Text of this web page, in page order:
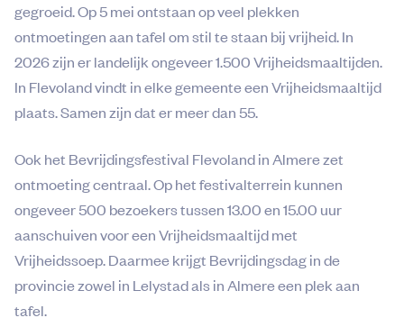
gegroeid. Op 5 mei ontstaan op veel plekken
ontmoetingen aan tafel om stil te staan bij vrijheid. In
2026 zijn er landelijk ongeveer 1.500 Vrijheidsmaaltijden.
In Flevoland vindt in elke gemeente een Vrijheidsmaaltijd
plaats. Samen zijn dat er meer dan 55.
Ook het Bevrijdingsfestival Flevoland in Almere zet
ontmoeting centraal. Op het festivalterrein kunnen
ongeveer 500 bezoekers tussen 13.00 en 15.00 uur
aanschuiven voor een Vrijheidsmaaltijd met
Vrijheidssoep. Daarmee krijgt Bevrijdingsdag in de
provincie zowel in Lelystad als in Almere een plek aan
tafel.